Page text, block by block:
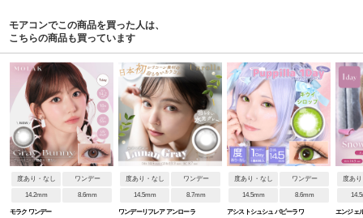
モアコンでこの商品を買った人は、
こちらの商品も買っています
度あり・なし ワンデー
14.2mm 8.6mm
モラク ワンデー
度あり・なし ワンデー
14.5mm 8.7mm
ワンデーリフレア アンローラ
度あり・なし ワンデー
14.5mm 8.6mm
アシストシュシュ パピーラワ
度あ
エンジェ